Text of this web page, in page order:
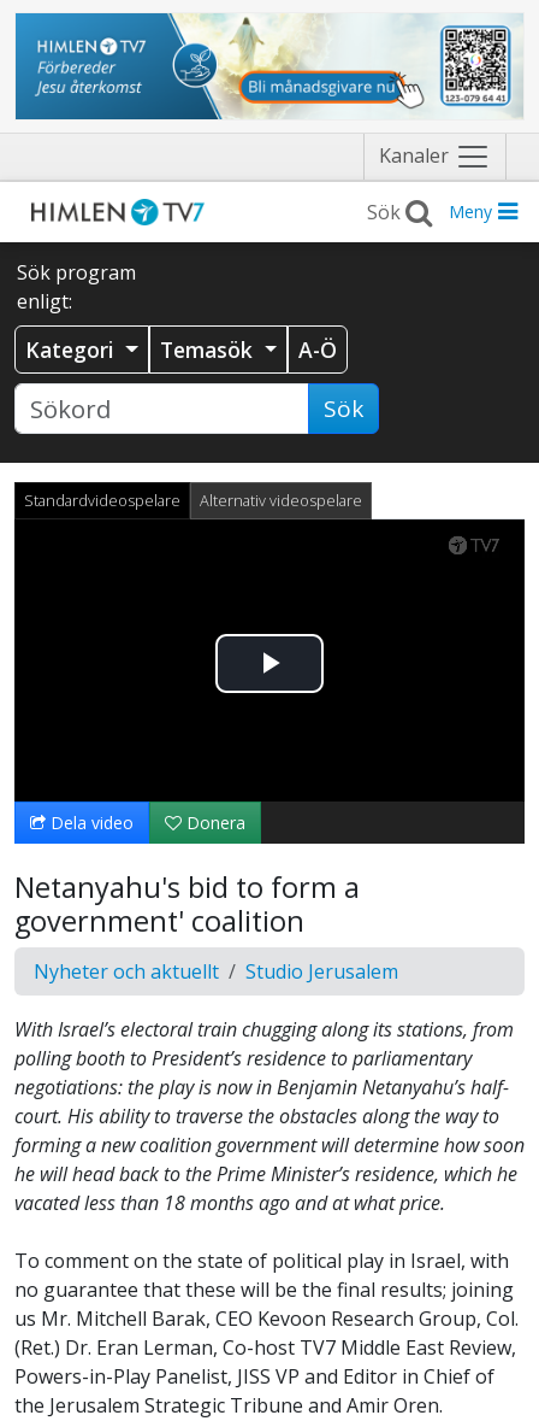
Kanaler Näytä
valikko
Meny
Sök program
enligt:
Kategori Temasök A-Ö
Sök
Standardvideospelare Alternativ videospelare
Spela
video
Dela video Donera
Netanyahu's bid to form a
government' coalition
Nyheter och aktuellt Studio Jerusalem
With Israel’s electoral train chugging along its stations, from
polling booth to President’s residence to parliamentary
negotiations: the play is now in Benjamin Netanyahu’s half-
court. His ability to traverse the obstacles along the way to
forming a new coalition government will determine how soon
he will head back to the Prime Minister’s residence, which he
vacated less than 18 months ago and at what price.
To comment on the state of political play in Israel, with
no guarantee that these will be the final results; joining
us Mr. Mitchell Barak, CEO Kevoon Research Group, Col.
(Ret.) Dr. Eran Lerman, Co-host TV7 Middle East Review,
Powers-in-Play Panelist, JISS VP and Editor in Chief of
the Jerusalem Strategic Tribune and Amir Oren.